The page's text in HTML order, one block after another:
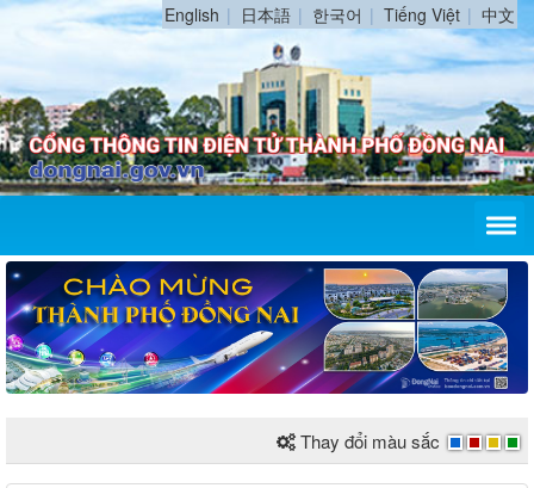
English 日本語 한국어 Tiếng Việt 中文
Thay đổi màu sắc